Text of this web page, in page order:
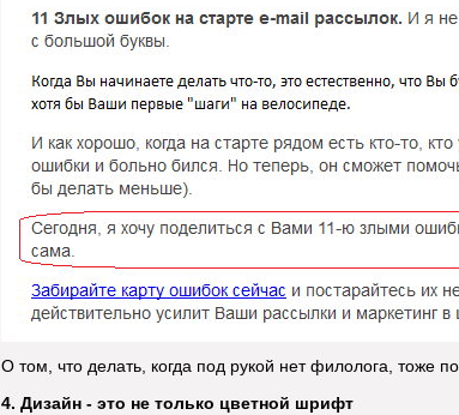
О том, что делать, когда под рукой нет филолога, тоже
4. Дизайн - это не только цветной шрифт